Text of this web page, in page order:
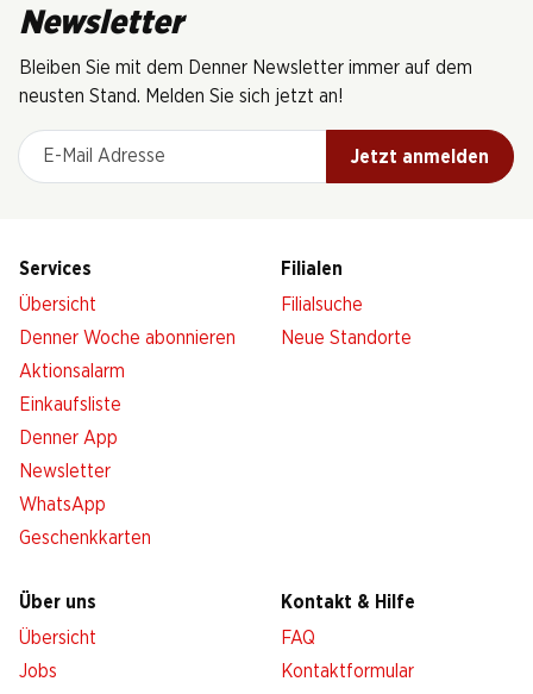
Newsletter
Bleiben Sie mit dem Denner Newsletter immer auf dem
neusten Stand. Melden Sie sich jetzt an!
E-Mail Adresse
Jetzt anmelden
Services
Übersicht
Denner Woche abonnieren
Aktionsalarm
Einkaufsliste
Denner App
Newsletter
WhatsApp
Geschenkkarten
Filialen
Filialsuche
Neue Standorte
Über uns
Übersicht
Jobs
Kontakt & Hilfe
FAQ
Kontaktformular